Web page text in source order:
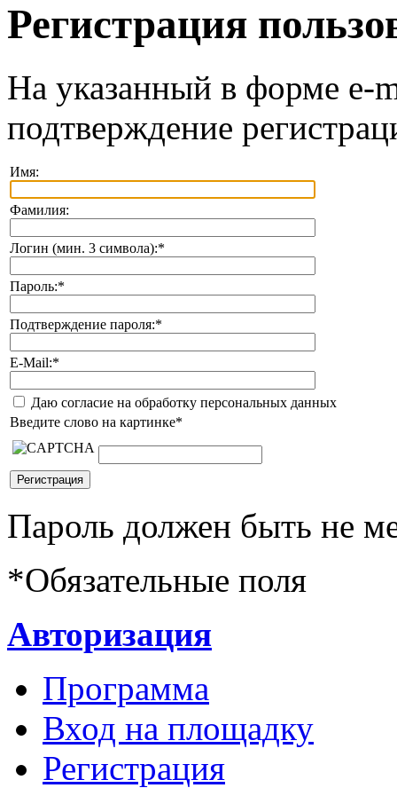
Регистрация
На указанный в форме e-
подтверждение
Имя:
Фамилия:
Логин (мин. 3 символа):*
Пароль:*
Подтверждение пароля:*
E-Mail:*
Даю согласие на обработку персональных данных
Введите слово на картинке*
Пароль должен быть не
*Обязательные поля
Авторизация
Программа
Вход на площадку
Регистрация